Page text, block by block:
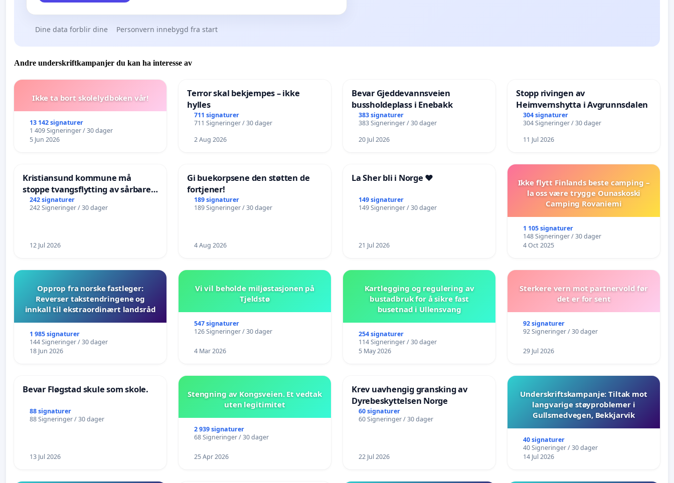
Dine data forblir dine Personvern innebygd fra start
Andre underskriftkampanjer du kan ha interesse av
Ikke ta bort skolelydboken vår!
13 142 signaturer
1 409 Signeringer / 30 dager
5 Jun 2026
Terror skal bekjempes – ikke
hylles
711 signaturer
711 Signeringer / 30 dager
2 Aug 2026
Bevar Gjeddevannsveien
bussholdeplass i Enebakk
383 signaturer
383 Signeringer / 30 dager
20 Jul 2026
Stopp rivingen av
Heimvernshytta i Avgrunnsdalen
304 signaturer
304 Signeringer / 30 dager
11 Jul 2026
Kristiansund kommune må
stoppe tvangsflytting av sårbare
eldre
242 signaturer
242 Signeringer / 30 dager
12 Jul 2026
Gi buekorpsene den støtten de
fortjener!
189 signaturer
189 Signeringer / 30 dager
4 Aug 2026
La Sher bli i Norge ❤️
149 signaturer
149 Signeringer / 30 dager
21 Jul 2026
Ikke flytt Finlands beste camping –
la oss være trygge Ounaskoski
Camping Rovaniemi
1 105 signaturer
148 Signeringer / 30 dager
4 Oct 2025
Opprop fra norske fastleger:
Reverser takstendringene og
innkall til ekstraordinært landsråd
1 985 signaturer
144 Signeringer / 30 dager
18 Jun 2026
Vi vil beholde miljøstasjonen på
Tjeldstø
547 signaturer
126 Signeringer / 30 dager
4 Mar 2026
Kartlegging og regulering av
bustadbruk for å sikre fast
busetnad i Ullensvang
254 signaturer
114 Signeringer / 30 dager
5 May 2026
Sterkere vern mot partnervold før
det er for sent
92 signaturer
92 Signeringer / 30 dager
29 Jul 2026
Bevar Fløgstad skule som skole.
88 signaturer
88 Signeringer / 30 dager
13 Jul 2026
Stengning av Kongsveien. Et vedtak
uten legitimitet
2 939 signaturer
68 Signeringer / 30 dager
25 Apr 2026
Krev uavhengig gransking av
Dyrebeskyttelsen Norge
60 signaturer
60 Signeringer / 30 dager
22 Jul 2026
Underskriftskampanje: Tiltak mot
langvarige støyproblemer i
Gullsmedvegen, Bekkjarvik
40 signaturer
40 Signeringer / 30 dager
14 Jul 2026